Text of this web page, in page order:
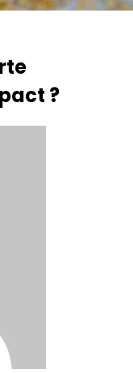
?